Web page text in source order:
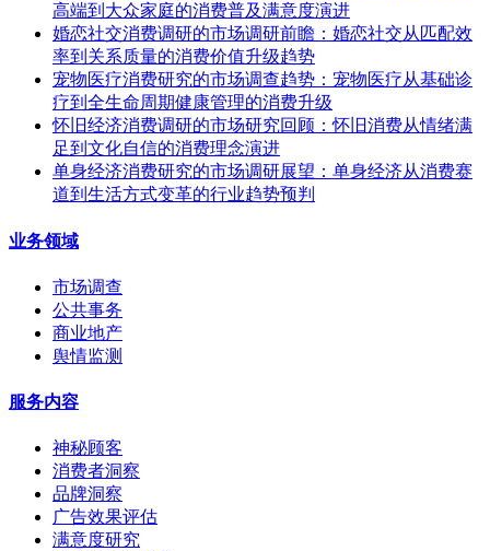
高端到大众家庭的消费普及满意度演进
婚恋社交消费调研的市场调研前瞻：婚恋社交从匹配效
率到关系质量的消费价值升级趋势
宠物医疗消费研究的市场调查趋势：宠物医疗从基础诊
疗到全生命周期健康管理的消费升级
怀旧经济消费调研的市场研究回顾：怀旧消费从情绪满
足到文化自信的消费理念演进
单身经济消费研究的市场调研展望：单身经济从消费赛
道到生活方式变革的行业趋势预判
业务领域
市场调查
公共事务
商业地产
舆情监测
服务内容
神秘顾客
消费者洞察
品牌洞察
广告效果评估
满意度研究